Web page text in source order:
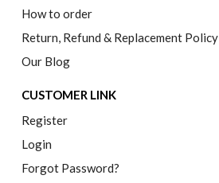
How to order
Return, Refund & Replacement Policy
Our Blog
CUSTOMER LINK
Register
Login
Forgot Password?